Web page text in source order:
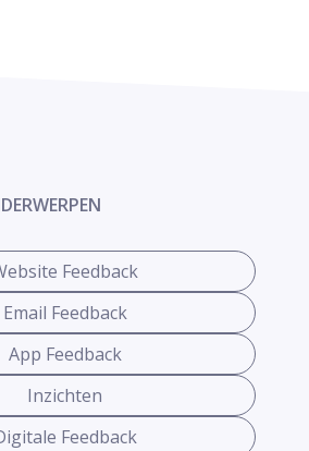
Feedback
Email Feedback
App Feedback
Inzichten
Feedback